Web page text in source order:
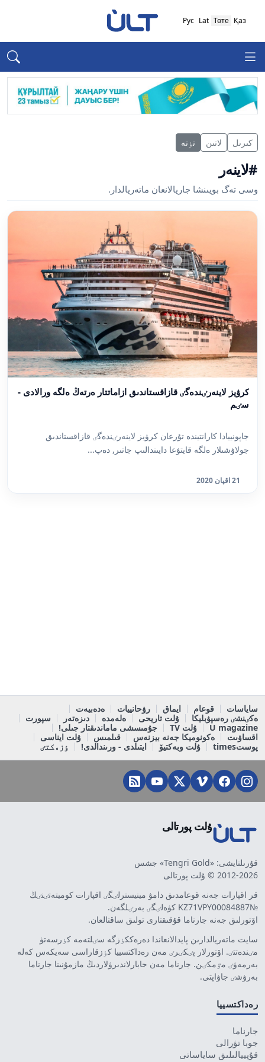
Қаз
Төте
Lat
Рус
كىرىل لاتىن تٶتە
#لاينەر
وسى تەگ بويىنشا جاريالانعان ماتەريالدار.
كرۋيز لاينەرٸندەگٸ قازاقستاندىق ازاماتتار ەرتەڭ ەلگە ورالادى -
سٸم
جاپونييادا كارانتيندە تۇرعان كرۋيز لاينەرٸندەگٸ قازاقستاندىق
جولاۋشىلار ەلگە قايتۋعا دايىندالىپ جاتىر, دەپ...
21 اقپان 2020
ساياسات قوعام ايماق رۋحانييات
ەدەبيەت
ەكٸنشٸ رەسپۋبليكا
ۇلت تاريحى ەلەمدە دىزەتەر
سپورت
U magazine
ۇلت TV
جۇمىسشى ماماندىقتار جىلى!
اقساۋىت
ەكونوميكا جەنە بيزنەس قىلمىس
ۇلت ايناسى
پوستtimes
ۇلت وبەكتيۆ ايتىلدى - ورىندالدى! ٶزەكتٸ
ۇلت پورتالى
قۇرىلتايشى: «Tengri Gold» جشس
2012-2026 © ۇلت پورتالى
قر اقپارات جەنە قوعامدىق دامۋ مينيسترلٸگٸ اقپارات كوميتەتٸنٸڭ
№KZ71VPY00084887 كۋەلٸگٸ بەرٸلگەن.
اۆتورلىق جەنە جارناما قۇقىقتارى تولىق ساقتالعان.
سايت ماتەريالدارىن پايدالانعاندا دەرەككٶزگە سٸلتەمە كٶرسەتۋ
مٸندەتتٸ. اۆتورلار پٸكٸرٸ مەن رەداكتسييا كٶزقاراسى سەيكەس كەلە
بەرمەۋٸ مٷمكٸن. جارناما مەن حابارلاندىرۋلاردىڭ مازمۇنىنا جارناما
بەرۋشٸ جاۋاپتى.
رەداكتسييا
جارناما
جوبا تۋرالى
قۇپييالىلىق ساياساتى